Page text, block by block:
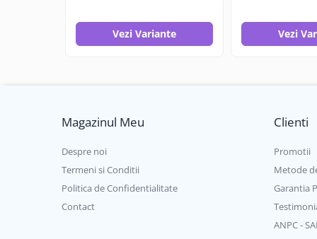
Vezi Variante Vezi
Magazinul Meu
Despre noi
Termeni si Conditii
Politica de Confidentialitate
Contact
Clienti
Promotii
Metode
Garantia
ANPC -